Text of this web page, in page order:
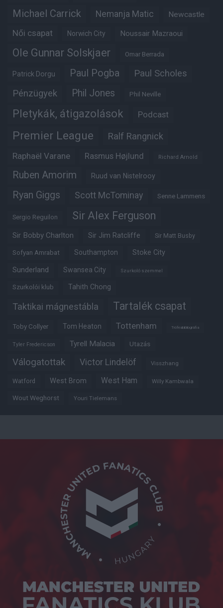
Michael Carrick Nemanja Matic Newcastle
Női csapat Norwich City Noussair Mazraoui
Ole Gunnar Solskjaer Omar Berrada
Patrick Dorgu Paul Pogba Paul Scholes
Pénzügyek Phil Jones Phil Neville
Pletykák, átigazolások Podcast
Premier League Ralf Rangnick
Raphaël Varane Rasmus Højlund Richard Arnold
Ruben Amorim Ruud van Nistelrooy
Ryan Giggs Scott McTominay Senne Lammens
Sergio Reguilon Sir Alex Ferguson
Sir Bobby Charlton Sir Jim Ratcliffe Sir Matt Busby
Sofyan Amrabat Southampton Stoke City
Sunderland Swansea City Szurkoló szemmel
Szurkolói klub Tahith Chong
Taktikai mágnestábla Tartalék csapat
Toby Collyer Tom Heaton Tottenham Trófeabibliográfia
Tyler Fredericson Tyrell Malacia Utazás
Válogatottak Victor Lindelöf Visszhang
Watford West Brom West Ham Willy Kambwala
Wout Weghorst Youri Tielemans